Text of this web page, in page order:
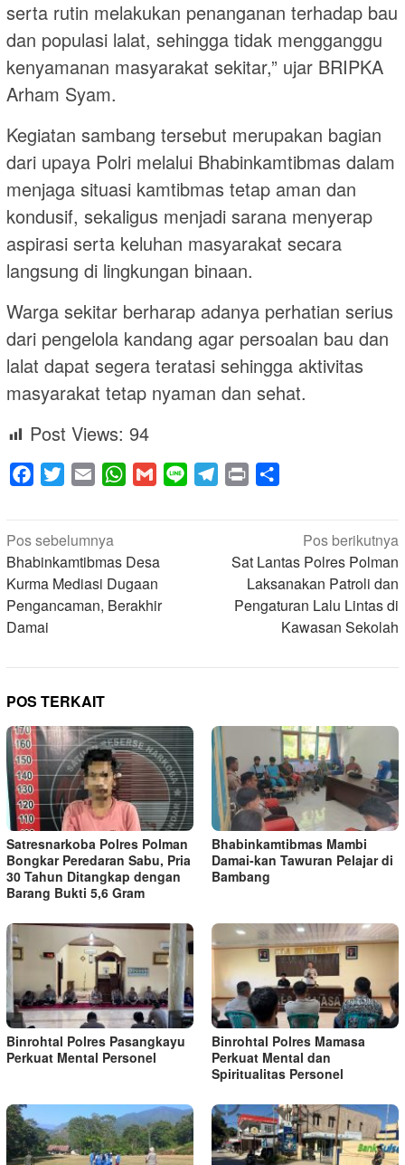
serta rutin melakukan penanganan terhadap bau
dan populasi lalat, sehingga tidak mengganggu
kenyamanan masyarakat sekitar,” ujar BRIPKA
Arham Syam.
Kegiatan sambang tersebut merupakan bagian
dari upaya Polri melalui Bhabinkamtibmas dalam
menjaga situasi kamtibmas tetap aman dan
kondusif, sekaligus menjadi sarana menyerap
aspirasi serta keluhan masyarakat secara
langsung di lingkungan binaan.
Warga sekitar berharap adanya perhatian serius
dari pengelola kandang agar persoalan bau dan
lalat dapat segera teratasi sehingga aktivitas
masyarakat tetap nyaman dan sehat.
Post Views: 94
Facebook
Twitter Email WhatsApp
Gmail Line Telegram
Print
Navigasi
pos
Pos sebelumnya
Bhabinkamtibmas Desa
Kurma Mediasi Dugaan
Pengancaman, Berakhir
Damai
Pos berikutnya
Sat Lantas Polres Polman
Laksanakan Patroli dan
Pengaturan Lalu Lintas di
Kawasan Sekolah
POS TERKAIT
Satresnarkoba Polres Polman
Bongkar Peredaran Sabu, Pria
30 Tahun Ditangkap dengan
Barang Bukti 5,6 Gram
Bhabinkamtibmas Mambi
Damai-kan Tawuran Pelajar di
Bambang
Binrohtal Polres Pasangkayu
Perkuat Mental Personel
Binrohtal Polres Mamasa
Perkuat Mental dan
Spiritualitas Personel